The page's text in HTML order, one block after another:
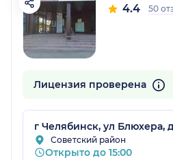
4.4 50
Лицензия проверена
г Челябинск, ул Блюхера,
Советский район
Открыто до 15:00